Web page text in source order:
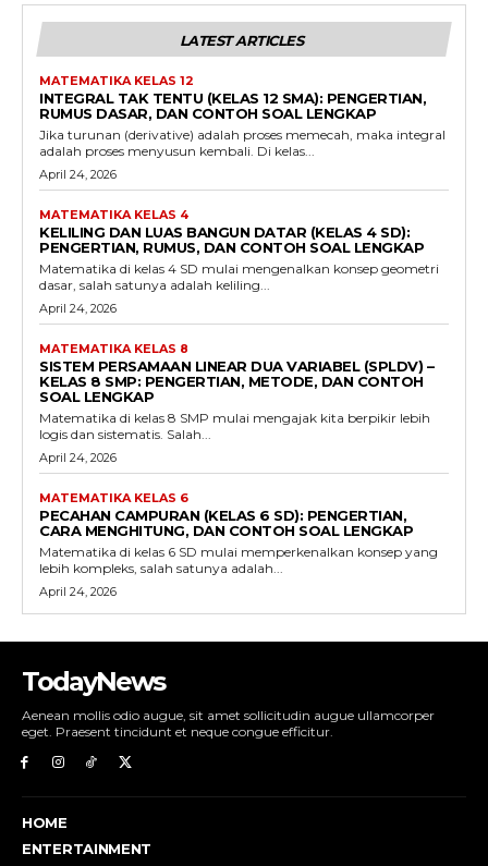
LATEST ARTICLES
MATEMATIKA KELAS 12
INTEGRAL TAK TENTU (KELAS 12 SMA): PENGERTIAN,
RUMUS DASAR, DAN CONTOH SOAL LENGKAP
Jika turunan (derivative) adalah proses memecah, maka integral
adalah proses menyusun kembali. Di kelas...
April 24, 2026
MATEMATIKA KELAS 4
KELILING DAN LUAS BANGUN DATAR (KELAS 4 SD):
PENGERTIAN, RUMUS, DAN CONTOH SOAL LENGKAP
Matematika di kelas 4 SD mulai mengenalkan konsep geometri
dasar, salah satunya adalah keliling...
April 24, 2026
MATEMATIKA KELAS 8
SISTEM PERSAMAAN LINEAR DUA VARIABEL (SPLDV) –
KELAS 8 SMP: PENGERTIAN, METODE, DAN CONTOH
SOAL LENGKAP
Matematika di kelas 8 SMP mulai mengajak kita berpikir lebih
logis dan sistematis. Salah...
April 24, 2026
MATEMATIKA KELAS 6
PECAHAN CAMPURAN (KELAS 6 SD): PENGERTIAN,
CARA MENGHITUNG, DAN CONTOH SOAL LENGKAP
Matematika di kelas 6 SD mulai memperkenalkan konsep yang
lebih kompleks, salah satunya adalah...
April 24, 2026
TodayNews
Aenean mollis odio augue, sit amet sollicitudin augue ullamcorper
eget. Praesent tincidunt et neque congue efficitur.
HOME
ENTERTAINMENT